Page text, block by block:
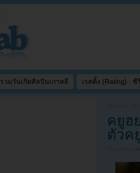
รวมวันเกิดศิลปินเกาหลี เรตติ้ง (Rating) : ซี
คยูฮ
ตัวค